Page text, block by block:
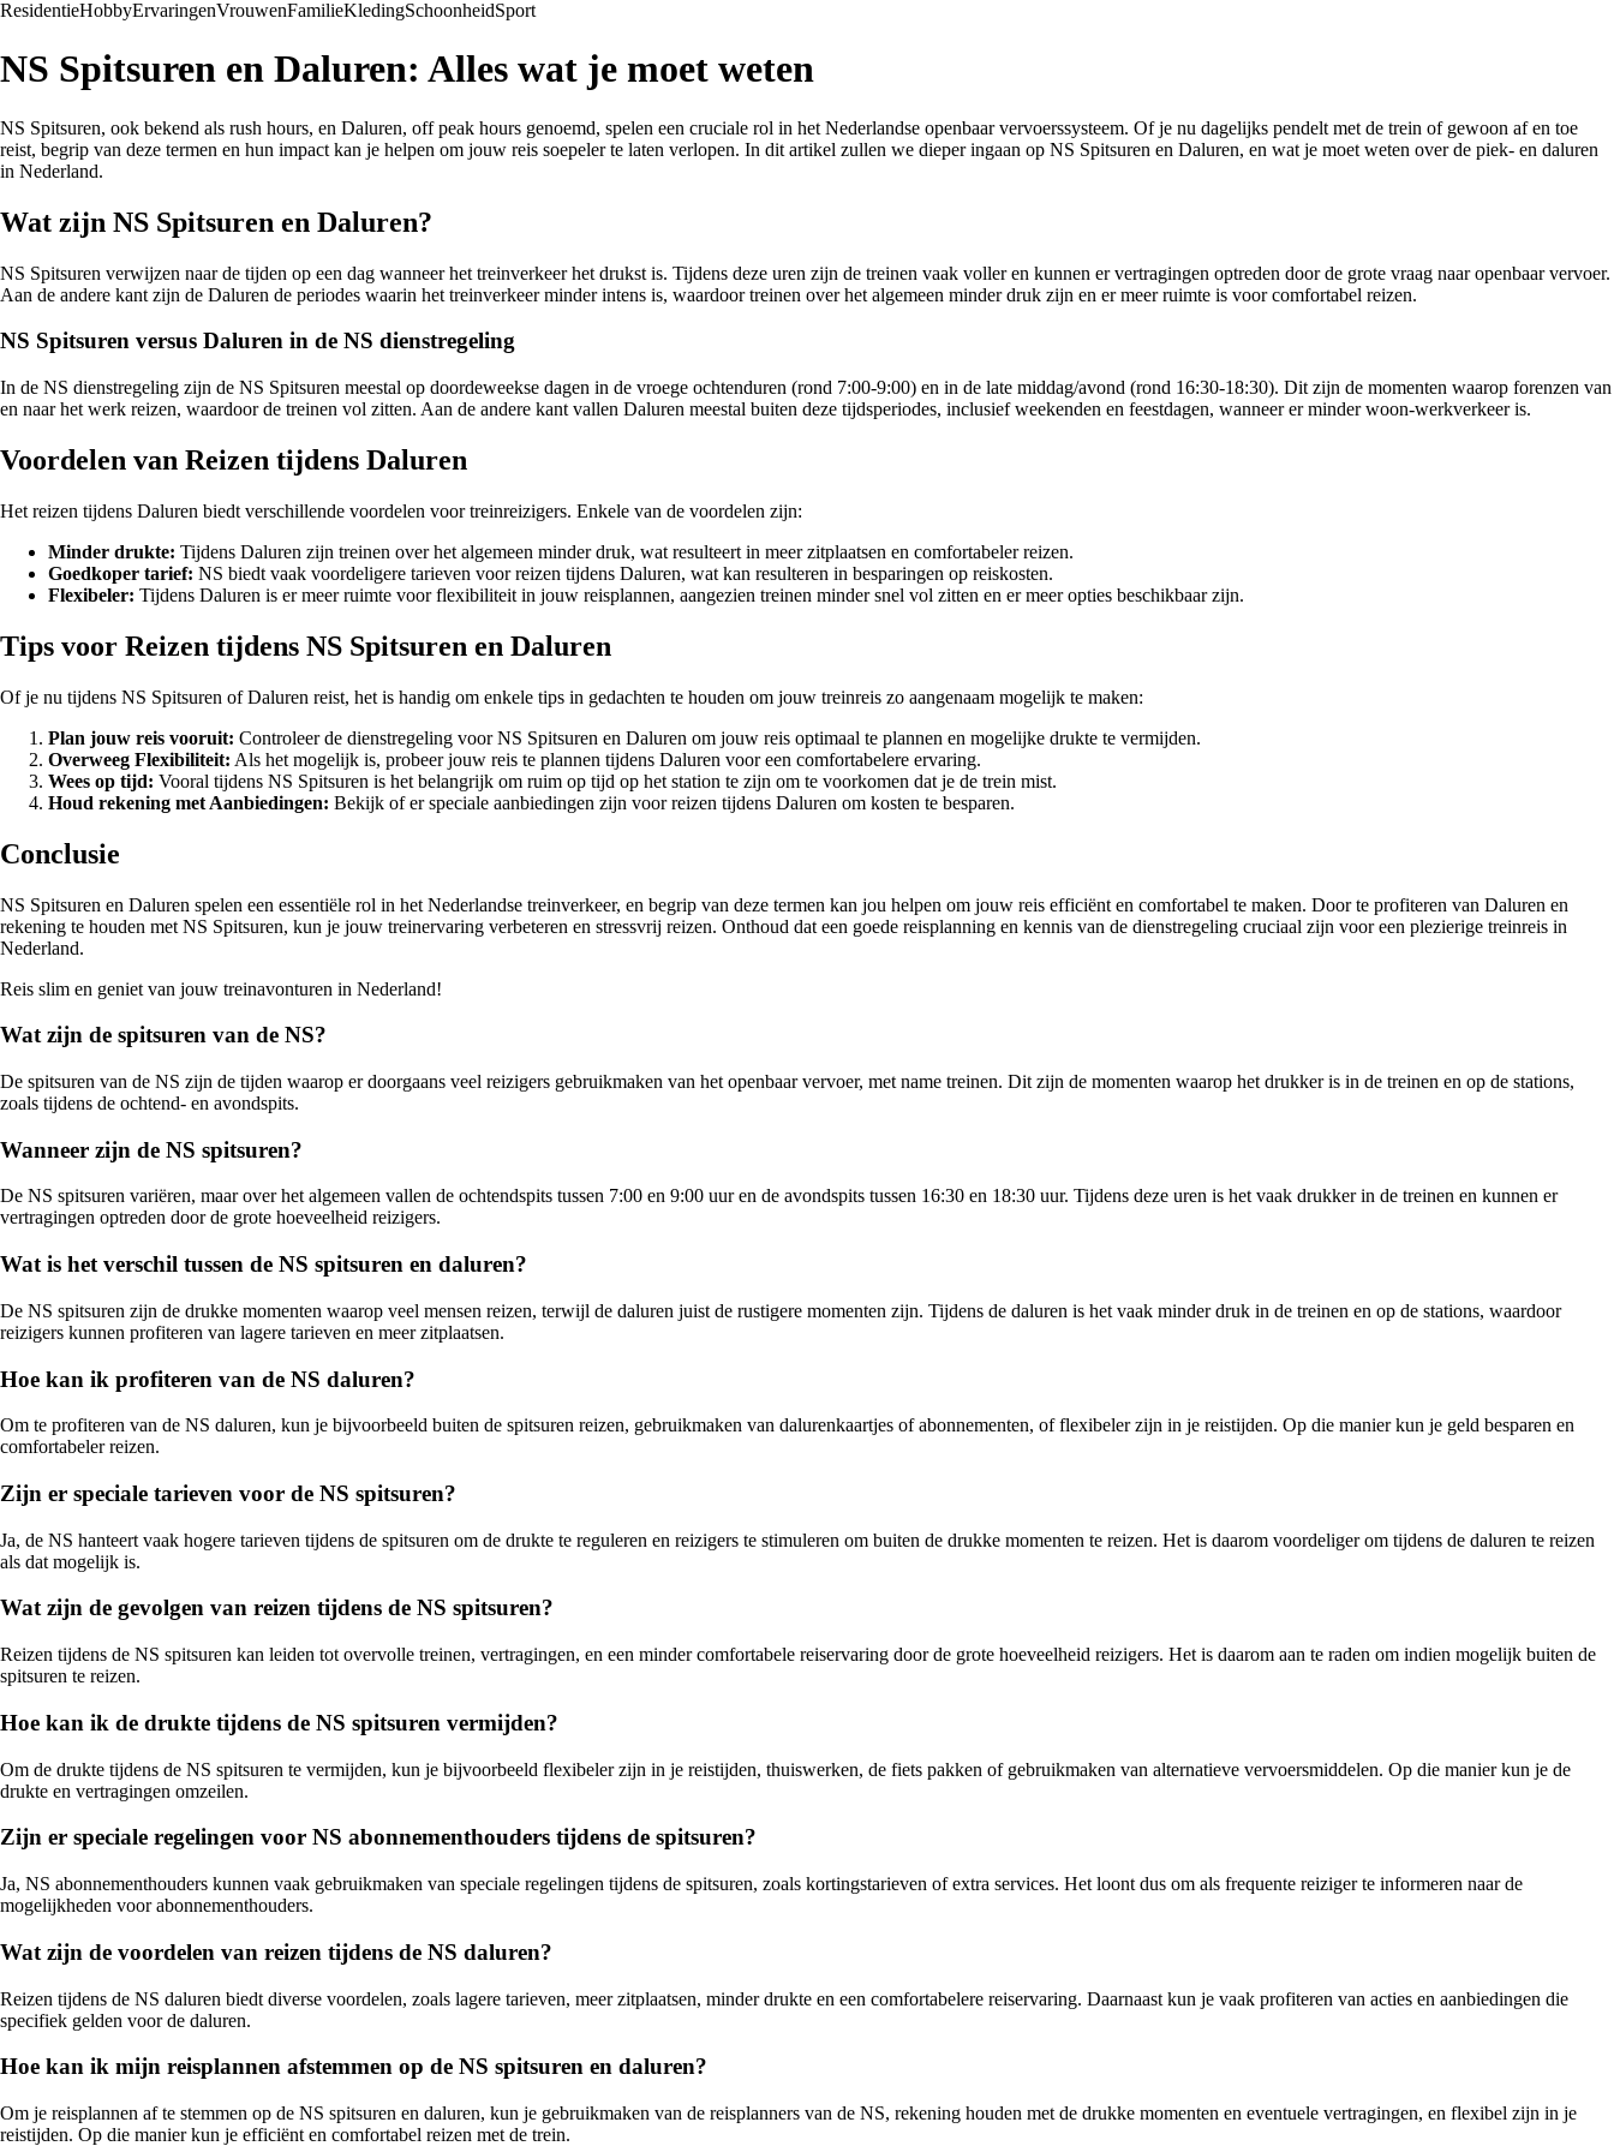
ResidentieHobbyErvaringenVrouwenFamilieKledingSchoonheidSport
NS Spitsuren en Daluren: Alles wat je moet weten
NS Spitsuren, ook bekend als rush hours, en Daluren, off peak hours genoemd, spelen een cruciale rol in het Nederlandse openbaar vervoerssysteem. Of je nu dagelijks pendelt met de trein of gewoon af en toe
reist, begrip van deze termen en hun impact kan je helpen om jouw reis soepeler te laten verlopen. In dit artikel zullen we dieper ingaan op NS Spitsuren en Daluren, en wat je moet weten over de piek- en daluren
in Nederland.
Wat zijn NS Spitsuren en Daluren?
NS Spitsuren verwijzen naar de tijden op een dag wanneer het treinverkeer het drukst is. Tijdens deze uren zijn de treinen vaak voller en kunnen er vertragingen optreden door de grote vraag naar openbaar vervoer.
Aan de andere kant zijn de Daluren de periodes waarin het treinverkeer minder intens is, waardoor treinen over het algemeen minder druk zijn en er meer ruimte is voor comfortabel reizen.
NS Spitsuren versus Daluren in de NS dienstregeling
In de NS dienstregeling zijn de NS Spitsuren meestal op doordeweekse dagen in de vroege ochtenduren (rond 7:00-9:00) en in de late middag/avond (rond 16:30-18:30). Dit zijn de momenten waarop forenzen van
en naar het werk reizen, waardoor de treinen vol zitten. Aan de andere kant vallen Daluren meestal buiten deze tijdsperiodes, inclusief weekenden en feestdagen, wanneer er minder woon-werkverkeer is.
Voordelen van Reizen tijdens Daluren
Het reizen tijdens Daluren biedt verschillende voordelen voor treinreizigers. Enkele van de voordelen zijn:
Minder drukte: Tijdens Daluren zijn treinen over het algemeen minder druk, wat resulteert in meer zitplaatsen en comfortabeler reizen.
Goedkoper tarief: NS biedt vaak voordeligere tarieven voor reizen tijdens Daluren, wat kan resulteren in besparingen op reiskosten.
Flexibeler: Tijdens Daluren is er meer ruimte voor flexibiliteit in jouw reisplannen, aangezien treinen minder snel vol zitten en er meer opties beschikbaar zijn.
Tips voor Reizen tijdens NS Spitsuren en Daluren
Of je nu tijdens NS Spitsuren of Daluren reist, het is handig om enkele tips in gedachten te houden om jouw treinreis zo aangenaam mogelijk te maken:
Plan jouw reis vooruit: Controleer de dienstregeling voor NS Spitsuren en Daluren om jouw reis optimaal te plannen en mogelijke drukte te vermijden.
Overweeg Flexibiliteit: Als het mogelijk is, probeer jouw reis te plannen tijdens Daluren voor een comfortabelere ervaring.
Wees op tijd: Vooral tijdens NS Spitsuren is het belangrijk om ruim op tijd op het station te zijn om te voorkomen dat je de trein mist.
Houd rekening met Aanbiedingen: Bekijk of er speciale aanbiedingen zijn voor reizen tijdens Daluren om kosten te besparen.
Conclusie
NS Spitsuren en Daluren spelen een essentiële rol in het Nederlandse treinverkeer, en begrip van deze termen kan jou helpen om jouw reis efficiënt en comfortabel te maken. Door te profiteren van Daluren en
rekening te houden met NS Spitsuren, kun je jouw treinervaring verbeteren en stressvrij reizen. Onthoud dat een goede reisplanning en kennis van de dienstregeling cruciaal zijn voor een plezierige treinreis in
Nederland.
Reis slim en geniet van jouw treinavonturen in Nederland!
Wat zijn de spitsuren van de NS?
De spitsuren van de NS zijn de tijden waarop er doorgaans veel reizigers gebruikmaken van het openbaar vervoer, met name treinen. Dit zijn de momenten waarop het drukker is in de treinen en op de stations,
zoals tijdens de ochtend- en avondspits.
Wanneer zijn de NS spitsuren?
De NS spitsuren variëren, maar over het algemeen vallen de ochtendspits tussen 7:00 en 9:00 uur en de avondspits tussen 16:30 en 18:30 uur. Tijdens deze uren is het vaak drukker in de treinen en kunnen er
vertragingen optreden door de grote hoeveelheid reizigers.
Wat is het verschil tussen de NS spitsuren en daluren?
De NS spitsuren zijn de drukke momenten waarop veel mensen reizen, terwijl de daluren juist de rustigere momenten zijn. Tijdens de daluren is het vaak minder druk in de treinen en op de stations, waardoor
reizigers kunnen profiteren van lagere tarieven en meer zitplaatsen.
Hoe kan ik profiteren van de NS daluren?
Om te profiteren van de NS daluren, kun je bijvoorbeeld buiten de spitsuren reizen, gebruikmaken van dalurenkaartjes of abonnementen, of flexibeler zijn in je reistijden. Op die manier kun je geld besparen en
comfortabeler reizen.
Zijn er speciale tarieven voor de NS spitsuren?
Ja, de NS hanteert vaak hogere tarieven tijdens de spitsuren om de drukte te reguleren en reizigers te stimuleren om buiten de drukke momenten te reizen. Het is daarom voordeliger om tijdens de daluren te reizen
als dat mogelijk is.
Wat zijn de gevolgen van reizen tijdens de NS spitsuren?
Reizen tijdens de NS spitsuren kan leiden tot overvolle treinen, vertragingen, en een minder comfortabele reiservaring door de grote hoeveelheid reizigers. Het is daarom aan te raden om indien mogelijk buiten de
spitsuren te reizen.
Hoe kan ik de drukte tijdens de NS spitsuren vermijden?
Om de drukte tijdens de NS spitsuren te vermijden, kun je bijvoorbeeld flexibeler zijn in je reistijden, thuiswerken, de fiets pakken of gebruikmaken van alternatieve vervoersmiddelen. Op die manier kun je de
drukte en vertragingen omzeilen.
Zijn er speciale regelingen voor NS abonnementhouders tijdens de spitsuren?
Ja, NS abonnementhouders kunnen vaak gebruikmaken van speciale regelingen tijdens de spitsuren, zoals kortingstarieven of extra services. Het loont dus om als frequente reiziger te informeren naar de
mogelijkheden voor abonnementhouders.
Wat zijn de voordelen van reizen tijdens de NS daluren?
Reizen tijdens de NS daluren biedt diverse voordelen, zoals lagere tarieven, meer zitplaatsen, minder drukte en een comfortabelere reiservaring. Daarnaast kun je vaak profiteren van acties en aanbiedingen die
specifiek gelden voor de daluren.
Hoe kan ik mijn reisplannen afstemmen op de NS spitsuren en daluren?
Om je reisplannen af te stemmen op de NS spitsuren en daluren, kun je gebruikmaken van de reisplanners van de NS, rekening houden met de drukke momenten en eventuele vertragingen, en flexibel zijn in je
reistijden. Op die manier kun je efficiënt en comfortabel reizen met de trein.